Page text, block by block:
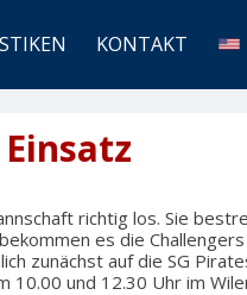
KONTAKT
richtig los. Sie
es die
zunächst auf die SG
und 12.30 Uhr im